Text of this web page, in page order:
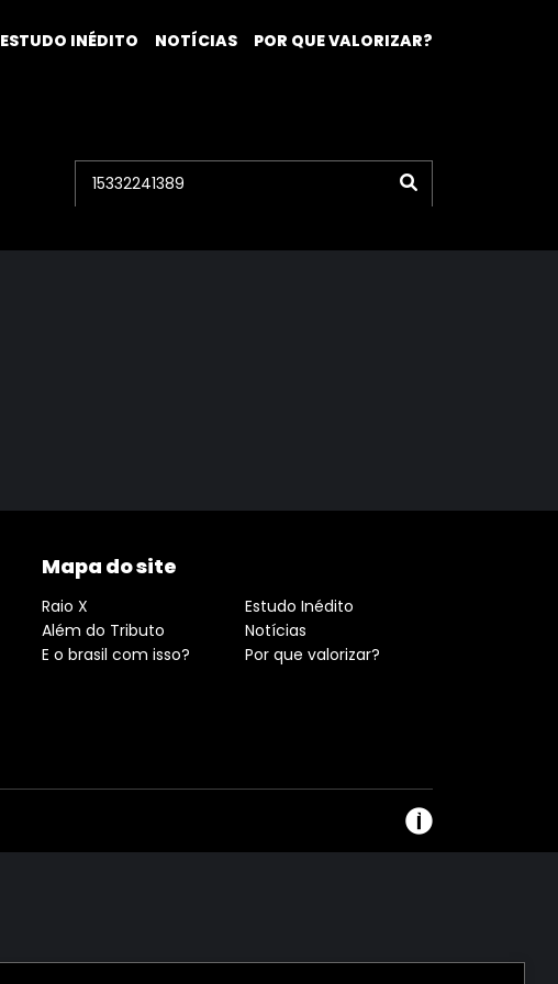
ESTUDO INÉDITO NOTÍCIAS POR QUE VALORIZAR?
Mapa do site
Raio X
Além do Tributo
E o brasil com isso?
Estudo Inédito
Notícias
Por que valorizar?